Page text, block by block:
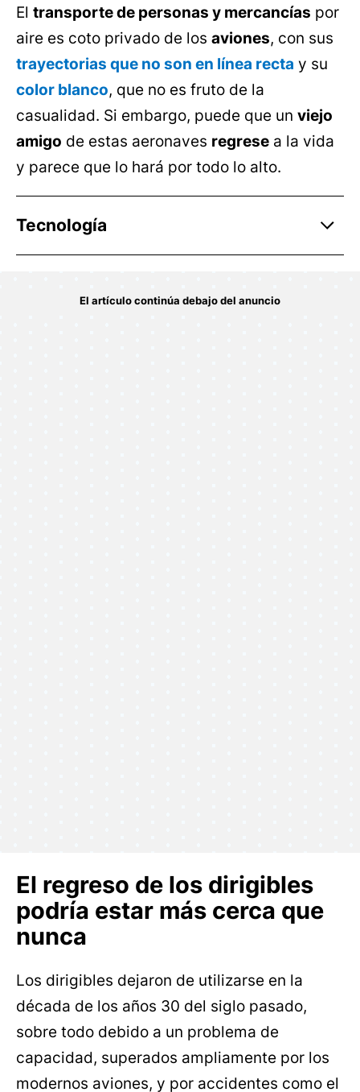
El transporte de personas y mercancías por
aire es coto privado de los aviones, con sus
trayectorias que no son en línea recta y su
color blanco, que no es fruto de la
casualidad. Si embargo, puede que un viejo
amigo de estas aeronaves regrese a la vida
y parece que lo hará por todo lo alto.
Tecnología
El regreso de los dirigibles
podría estar más cerca que
nunca
Los dirigibles dejaron de utilizarse en la
década de los años 30 del siglo pasado,
sobre todo debido a un problema de
capacidad, superados ampliamente por los
modernos aviones, y por accidentes como el